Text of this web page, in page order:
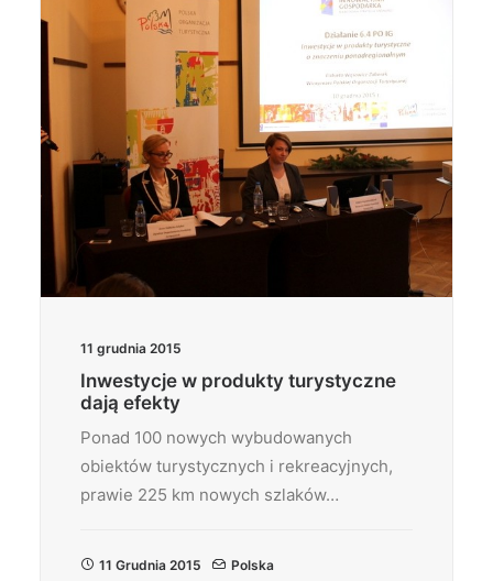
11 grudnia 2015
Inwestycje w produkty turystyczne
dają efekty
Ponad 100 nowych wybudowanych
obiektów turystycznych i rekreacyjnych,
prawie 225 km nowych szlaków…
11 Grudnia 2015
Polska